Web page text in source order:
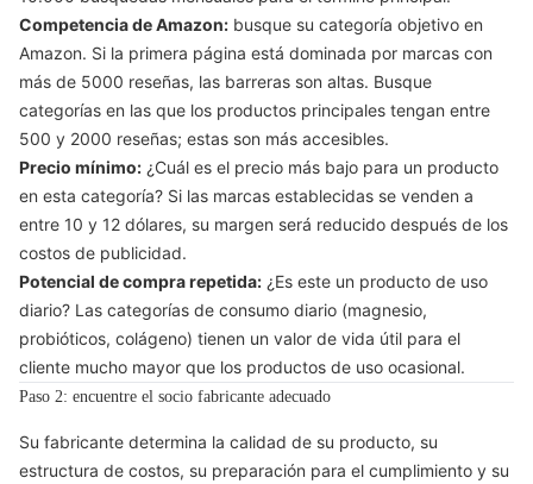
Competencia de Amazon: busque su categoría objetivo en
Amazon. Si la primera página está dominada por marcas con
más de 5000 reseñas, las barreras son altas. Busque
categorías en las que los productos principales tengan entre
500 y 2000 reseñas; estas son más accesibles.
Precio mínimo: ¿Cuál es el precio más bajo para un producto
en esta categoría? Si las marcas establecidas se venden a
entre 10 y 12 dólares, su margen será reducido después de los
costos de publicidad.
Potencial de compra repetida: ¿Es este un producto de uso
diario? Las categorías de consumo diario (magnesio,
probióticos, colágeno) tienen un valor de vida útil para el
cliente mucho mayor que los productos de uso ocasional.
Paso 2: encuentre el socio fabricante adecuado
Su fabricante determina la calidad de su producto, su
estructura de costos, su preparación para el cumplimiento y su